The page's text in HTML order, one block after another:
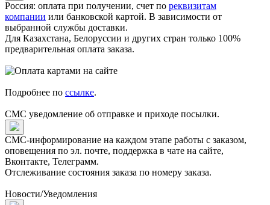
Россия: оплата при получении, счет по реквизитам
компании или банковской картой. В зависимости от
выбранной службы доставки.
Для Казахстана, Белоруссии и других стран только 100%
предварительная оплата заказа.
Подробнее по ссылке.
СМС уведомление об отправке и приходе посылки.
СМС-информирование на каждом этапе работы с заказом,
оповещения по эл. почте, поддержка в чате на сайте,
Вконтакте, Телеграмм.
Отслеживание состояния заказа по номеру заказа.
Новости/Уведомления